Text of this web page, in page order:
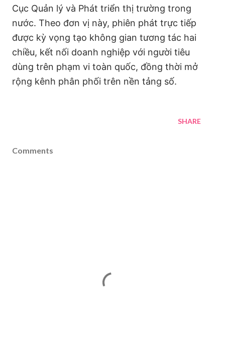
Cục Quản lý và Phát triển thị trường trong
nước. Theo đơn vị này, phiên phát trực tiếp
được kỳ vọng tạo không gian tương tác hai
chiều, kết nối doanh nghiệp với người tiêu
dùng trên phạm vi toàn quốc, đồng thời mở
rộng kênh phân phối trên nền tảng số.
SHARE
Comments